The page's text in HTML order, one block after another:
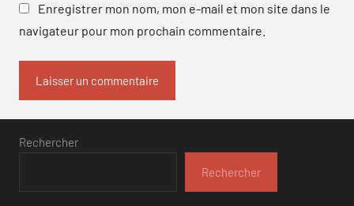
Enregistrer mon nom, mon e-mail et mon site dans le
navigateur pour mon prochain commentaire.
Rechercher
Rechercher